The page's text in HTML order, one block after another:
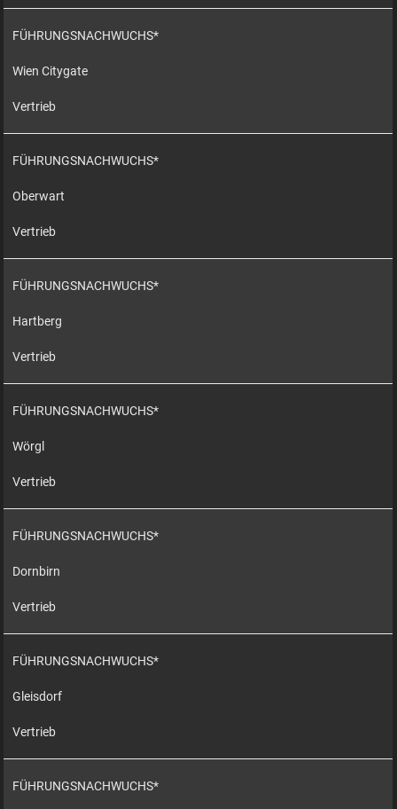
FÜHRUNGSNACHWUCHS*
Wien Citygate
Vertrieb
FÜHRUNGSNACHWUCHS*
Oberwart
Vertrieb
FÜHRUNGSNACHWUCHS*
Hartberg
Vertrieb
FÜHRUNGSNACHWUCHS*
Wörgl
Vertrieb
FÜHRUNGSNACHWUCHS*
Dornbirn
Vertrieb
FÜHRUNGSNACHWUCHS*
Gleisdorf
Vertrieb
FÜHRUNGSNACHWUCHS*